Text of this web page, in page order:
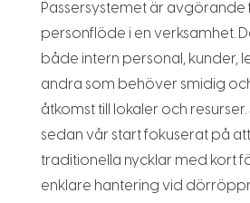
Passersystemet är avgörande
personflöde i en verksamhet.
både intern personal, kunder,
andra som behöver smidig
åtkomst till lokaler och
sedan vår start fokuserat på
traditionella nycklar med kort
enklare hantering vid